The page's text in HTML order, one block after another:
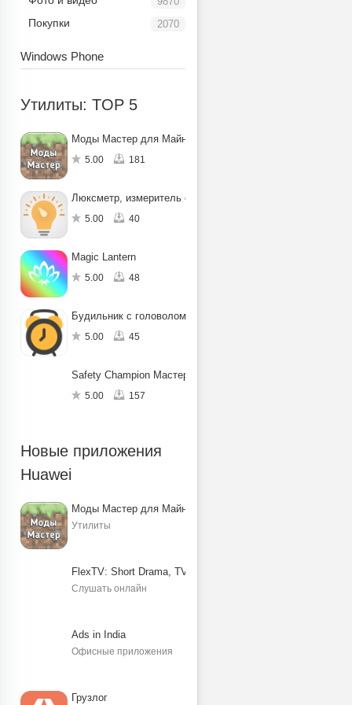
2070
Покупки
Windows Phone
Утилиты: TOP 5
Моды Мастер для Майнкрафт ПЕ
5.00 181
Люксметр, измеритель освещенности
5.00 40
Magic Lantern
5.00 48
Будильник с головоломкой
5.00 45
Safety Champion Мастер защиты
5.00 157
Новые приложения
Huawei
Моды Мастер для Майнкрафт ПЕ
Утилиты
FlexTV: Short Drama, TV, Reels
Слушать онлайн
Ads in India
Офисные приложения
Грузлог